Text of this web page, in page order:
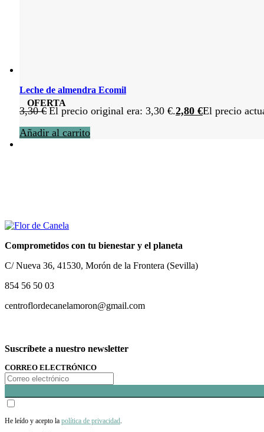
OFERTA
Leche de almendra Ecomil
3,30€ El precio original era: 3,30 €.2,80 €El precio
Añadir al carrito
Comprometidos con tu bienestar y el planeta
C/ Nueva 36, 41530, Morón de la Frontera (Sevilla)
854 56 50 03
centroflordecanelamoron@gmail.com
Suscríbete a nuestro newsletter
CORREO ELECTRÓNICO
He leído y acepto la política de privacidad.